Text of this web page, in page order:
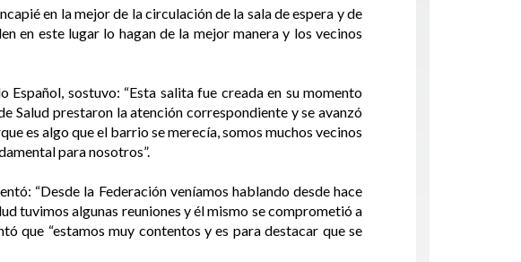
en la mejor de la circulación de la sala de espera y de
en este lugar lo hagan de la mejor manera y los vecinos
sostuvo: “Esta salita fue creada en su momento
Salud prestaron la atención correspondiente y se avanzó
es algo que el barrio se merecía, somos muchos vecinos
para nosotros”.
“Desde la Federación veníamos hablando desde hace
tuvimos algunas reuniones y él mismo se comprometió a
que “estamos muy contentos y es para destacar que se